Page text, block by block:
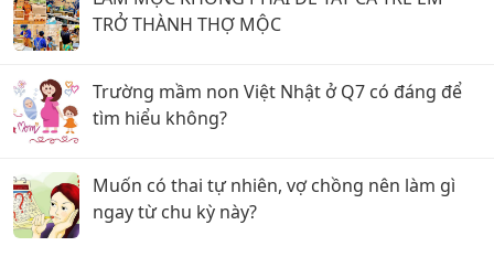
TRỞ THÀNH THỢ MỘC
Trường mầm non Việt Nhật ở Q7 có đáng để
tìm hiểu không?
Muốn có thai tự nhiên, vợ chồng nên làm gì
ngay từ chu kỳ này?